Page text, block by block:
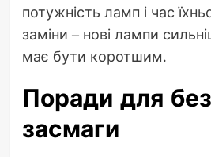
потужність ламп і час
заміни – нові лампи
має бути коротшим.
Поради для
засмаги